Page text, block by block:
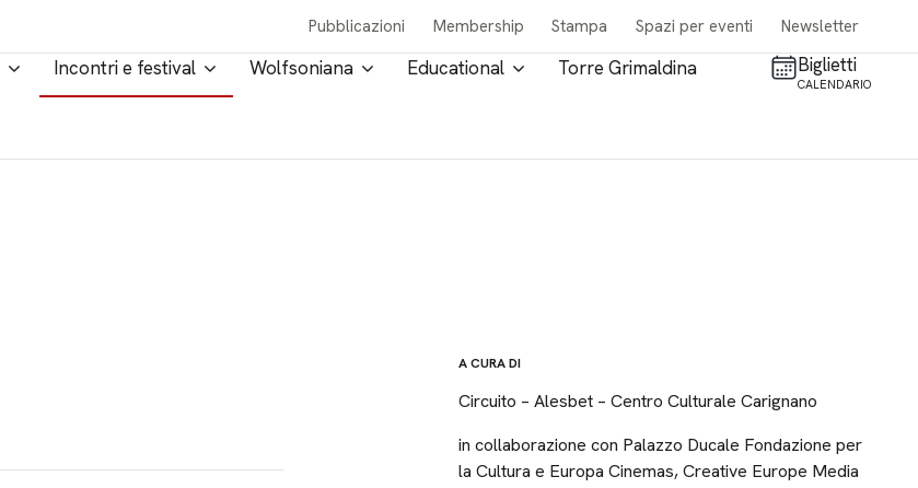
Pubblicazioni Membership Stampa Spazi per eventi Newsletter
Incontri e festival Wolfsoniana Educational Torre Grimaldina Biglietti
CALENDARIO
A CURA DI
Circuito – Alesbet – Centro Culturale Carignano
in collaborazione con Palazzo Ducale Fondazione per
la Cultura e Europa Cinemas, Creative Europe Media